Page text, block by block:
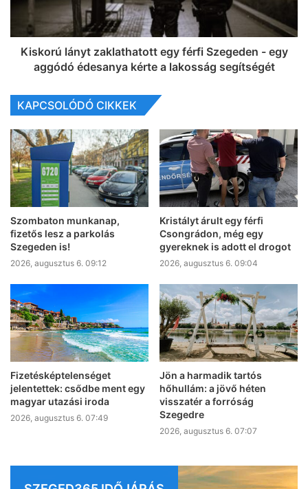
Kiskorú lányt zaklathatott egy férfi Szegeden - egy
aggódó édesanya kérte a lakosság segítségét
KAPCSOLÓDÓ CIKKEK
Szombaton munkanap,
fizetős lesz a parkolás
Szegeden is!
2026, augusztus 6. 09:12
Kristályt árult egy férfi
Csongrádon, még egy
gyereknek is adott el drogot
2026, augusztus 6. 09:04
Fizetésképtelenséget
jelentettek: csődbe ment egy
magyar utazási iroda
2026, augusztus 6. 07:49
Jön a harmadik tartós
hőhullám: a jövő héten
visszatér a forróság
Szegedre
2026, augusztus 6. 07:07